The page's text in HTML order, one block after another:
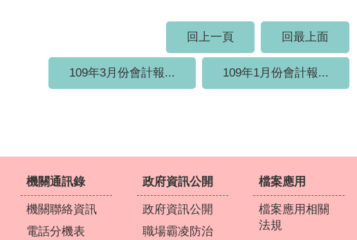
回上一頁
回最上面
109年3月份會計報... 109年1月份會計報...
機關通訊錄
機關聯絡資訊
電話分機表
政府資訊公開
政府資訊公開
職場霸凌防治
檔案應用
檔案應用相關
法規